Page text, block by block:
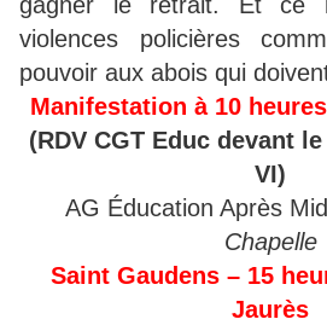
violences policières
pouvoir aux abois qui
Manifestation à 10
(RDV CGT Educ devant
VI)
AG Éducation Après
Chapelle
Saint Gaudens – 15
Jaurès